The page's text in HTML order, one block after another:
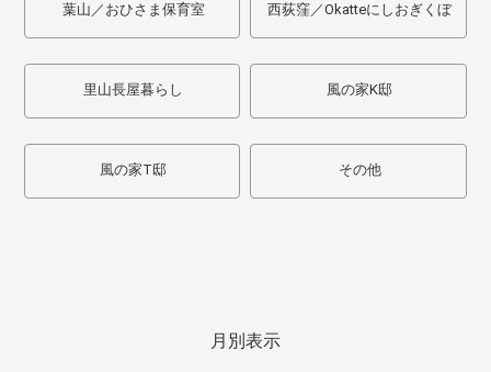
葉山／おひさま保育室 西荻窪／Okatteにしおぎくぼ
里山長屋暮らし 風の家K邸
風の家T邸 その他
月別表示